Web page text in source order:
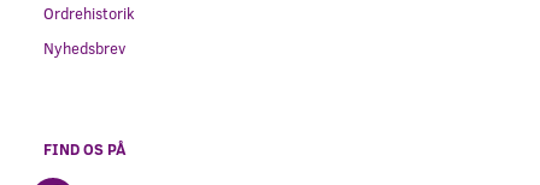
Ordrehistorik
Nyhedsbrev
FIND OS PÅ